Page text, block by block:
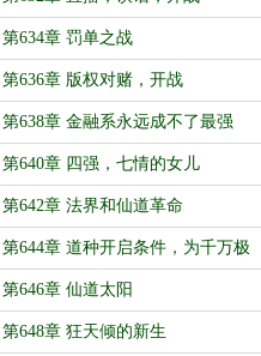
第634章 罚单之战
第636章 版权对赌，开战
第638章 金融系永远成不了最强
（4500+字）
第640章 四强，七情的女儿
第642章 法界和仙道革命
第644章 道种开启条件，为千万极
虎用户而战
第646章 仙道太阳
第648章 狂天倾的新生